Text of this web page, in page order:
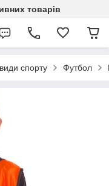
товарів
спорту Футбол